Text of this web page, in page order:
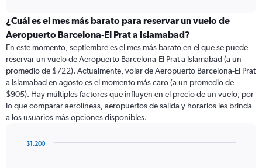
categories.
Range:
91
categories.
The
chart
has
1
Y
axis
values.
¿Cuál es el mes más barato para reservar un vuelo de
Aeropuerto Barcelona-El Prat a Islamabad?
En este momento, septiembre es el mes más barato en el que se puede
reservar un vuelo de Aeropuerto Barcelona-El Prat a Islamabad (a un
promedio de $722). Actualmente, volar de Aeropuerto Barcelona-El Prat
a Islamabad en agosto es el momento más caro (a un promedio de
$905). Hay múltiples factores que influyen en el precio de un vuelo, por
lo que comparar aerolíneas, aeropuertos de salida y horarios les brinda
a los usuarios más opciones disponibles.
$1.200